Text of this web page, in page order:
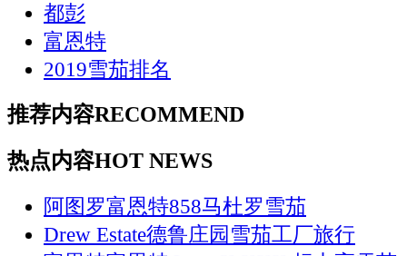
都彭
富恩特
2019雪茄排名
推荐内容RECOMMEND
热点内容HOT NEWS
阿图罗富恩特858马杜罗雪茄
Drew Estate德鲁庄园雪茄工厂旅行